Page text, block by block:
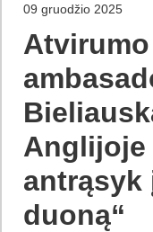
09 gruodžio 2025
Anglijoje
antrąsyk
duoną“